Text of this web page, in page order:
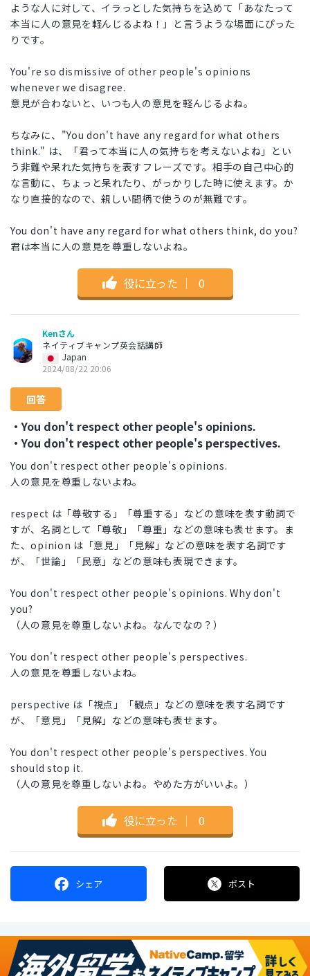
ような人に対して、イラっとした気持ちを込めて「あなたって
本当に人の意見を軽んじるよね！」と言うような場面にぴった
りです。
You're so dismissive of other people's opinions
whenever we disagree.
意見が合わないと、いつも人の意見を軽んじるよね。
ちなみに、"You don't have any regard for what others
think." は、「君って本当に人の気持ちを考えないよね」とい
う非難や呆れた気持ちを表すフレーズです。相手の自己中心的
な言動に、ちょっと呆れたり、がっかりした時に使えます。か
なり直接的なので、親しい間柄で使うのが無難です。
You don't have any regard for what others think, do you?
君は本当に人の意見を尊重しないよね。
役に立った ｜ 0
Kenさん
ネイティブキャンプ英会話講師
Japan
2024/08/22 20:06
回答
・You don't respect other people's opinions.
・You don't respect other people's perspectives.
You don't respect other people's opinions.
人の意見を尊重しないよね。
respect は「尊敬する」「尊重する」などの意味を表す動詞で
すが、名詞として「尊敬」「尊重」などの意味も表せます。ま
た、opinion は「意見」「見解」などの意味を表す名詞です
が、「世論」「民意」などの意味も表現できます。
You don't respect other people's opinions. Why don't
you?
（人の意見を尊重しないよね。なんでなの？）
You don't respect other people's perspectives.
人の意見を尊重しないよね。
perspective は「視点」「観点」などの意味を表す名詞です
が、「意見」「見解」などの意味も表せます。
You don't respect other people's perspectives. You
should stop it.
（人の意見を尊重しないよね。やめた方がいいよ。）
役に立った ｜ 0
シェア ポスト